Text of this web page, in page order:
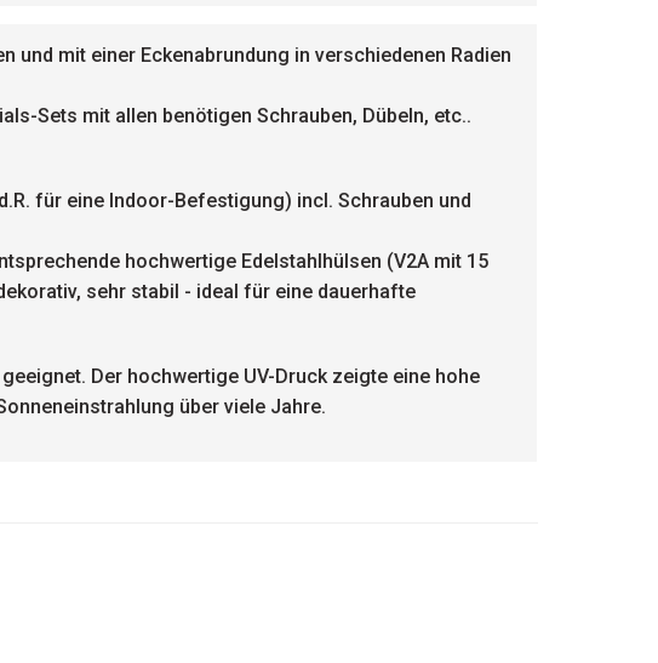
und mit einer Eckenabrundung in verschiedenen Radien
Sets mit allen benötigen Schrauben, Dübeln, etc..
für eine Indoor-Befestigung) incl. Schrauben und
hochwertige Edelstahlhülsen (V2A mit 15
sehr stabil - ideal für eine dauerhafte
Der hochwertige UV-Druck zeigte eine hohe
über viele Jahre.